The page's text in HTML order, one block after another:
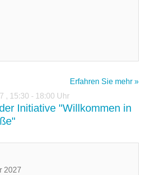
Erfahren Sie mehr »
, 15:30 - 18:00 Uhr
Initiative "Willkommen in
2027